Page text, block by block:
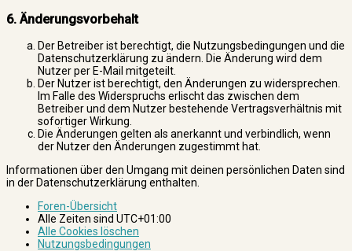
6. Änderungsvorbehalt
Der Betreiber ist berechtigt, die Nutzungsbedingungen und die
Datenschutzerklärung zu ändern. Die Änderung wird dem
Nutzer per E-Mail mitgeteilt.
Der Nutzer ist berechtigt, den Änderungen zu widersprechen.
Im Falle des Widerspruchs erlischt das zwischen dem
Betreiber und dem Nutzer bestehende Vertragsverhältnis mit
sofortiger Wirkung.
Die Änderungen gelten als anerkannt und verbindlich, wenn
der Nutzer den Änderungen zugestimmt hat.
Informationen über den Umgang mit deinen persönlichen Daten sind
in der Datenschutzerklärung enthalten.
Foren-Übersicht
Alle Zeiten sind UTC+01:00
Alle Cookies löschen
Nutzungsbedingungen